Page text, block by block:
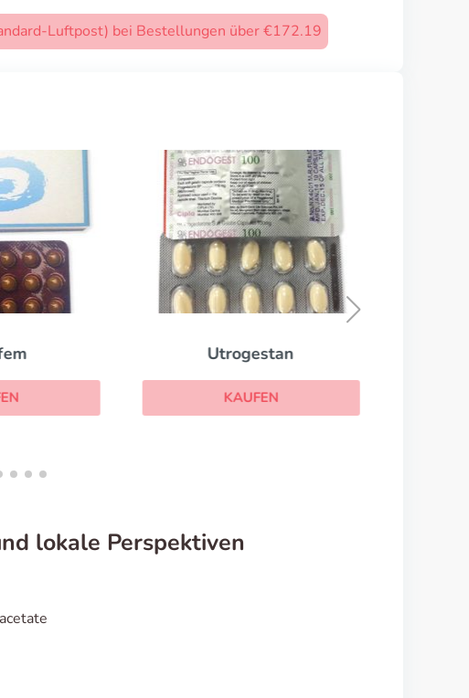
Luftpost) bei Bestellungen über €172.19
Utrogestan
KAUFEN
lokale Perspektiven